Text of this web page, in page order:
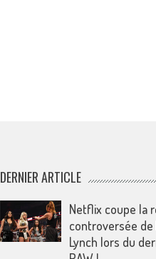
DERNIER ARTICLE
Netflix coupe la
controversée de
Lynch lors du